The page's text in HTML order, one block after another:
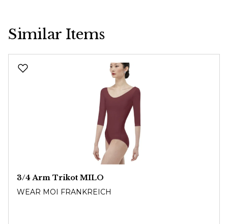
Similar Items
3/4 Arm Trikot MILO
WEAR MOI FRANKREICH